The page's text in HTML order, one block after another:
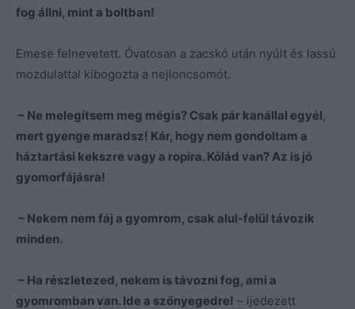
fog állni, mint a boltban!
Emese felnevetett. Óvatosan a zacskó után nyúlt és lassú
mozdulattal kibogozta a nejloncsomót.
– Ne melegítsem meg mégis? Csak pár kanállal egyél,
mert gyenge maradsz! Kár, hogy nem gondoltam a
háztartási kekszre vagy a ropira. Kólád van? Az is jó
gyomorfájásra!
– Nekem nem fáj a gyomrom, csak alul-felül távozik
minden.
– Ha részletezed, nekem is távozni fog, ami a
gyomromban van. Ide a szőnyegedre! – ijedezett